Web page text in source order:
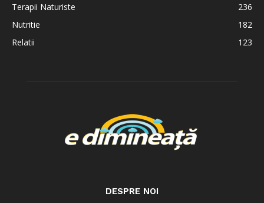
Terapii Naturiste
236
Nutritie
182
Relatii
123
DESPRE NOI